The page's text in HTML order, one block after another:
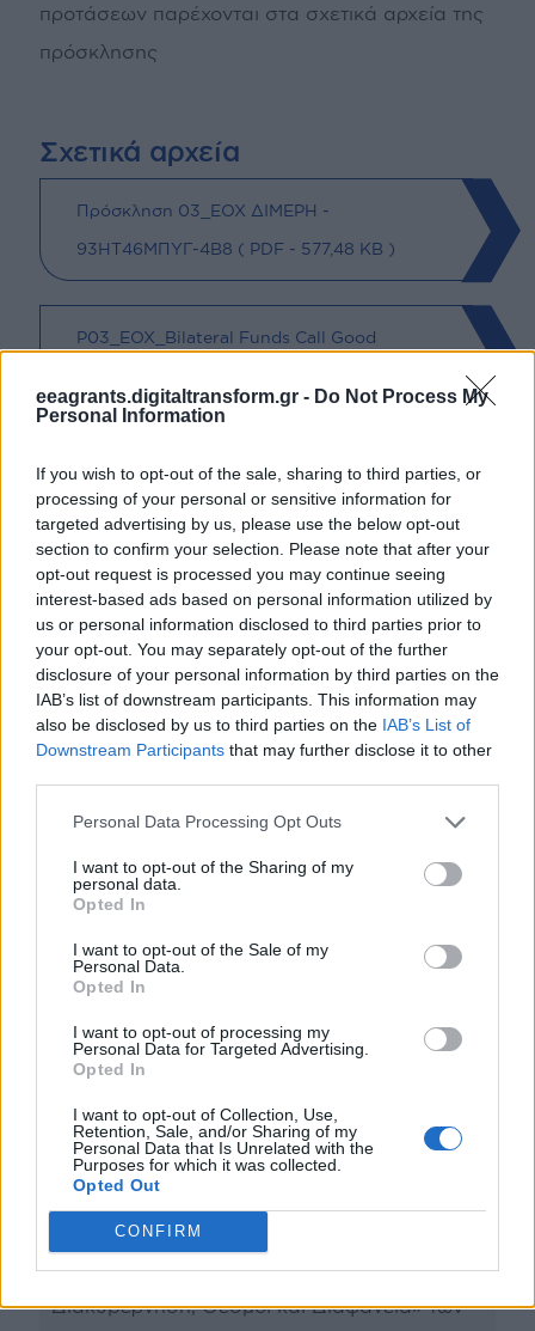
eeagrants.digitaltransform.gr - Do Not Process My
Personal Information
If you wish to opt-out of the sale, sharing to third parties, or
processing of your personal or sensitive information for
targeted advertising by us, please use the below opt-out
section to confirm your selection. Please note that after your
opt-out request is processed you may continue seeing
interest-based ads based on personal information utilized by
us or personal information disclosed to third parties prior to
your opt-out. You may separately opt-out of the further
disclosure of your personal information by third parties on the
IAB’s list of downstream participants. This information may
also be disclosed by us to third parties on the IAB’s List of
Downstream Participants that may further disclose it to other
Personal Data Processing Opt Outs
I want to opt-out of the Sharing of my
personal data.
Opted In
I want to opt-out of the Sale of my
Personal Data.
Opted In
I want to opt-out of processing my
Personal Data for Targeted Advertising.
Opted In
I want to opt-out of Collection, Use,
Retention, Sale, and/or Sharing of my
Personal Data that Is Unrelated with the
Purposes for which it was collected.
Opted Out
CONFIRM
προτάσεων παρέχονται στα σχετικά αρχεία της
πρόσκλησης
Σχετικά αρχεία
Πρόσκληση 03_ΕΟΧ ΔΙΜΕΡΗ -
93ΗΤ46ΜΠΥΓ-4Β8 ( PDF - 577,48 KB )
P03_ΕΟΧ_Bilateral Funds Call Good
Συνημμένα Πρόσκλησης
Π03_ΕΟΧ_ΔΙΜΕΡΗ (7Z- 7,58 MB )
Τελευταία Νέα
«Χρηστή Διακυβέρνηση, Θεσμοί, Διαφάνεια»
| Απολογισμός Προγράμματος
SAVE THE DATE | Τελετή λήξης του
2024
9 Ερωτήσεις και Απαντήσεις για τη «Χρηστή
Διακυβέρνηση, Θεσμοί, Διαφάνεια»:
Δημοσιογράφους | Πρόγραμμα «Χρηστή
Διακυβέρνηση, Θεσμοί και Διαφάνεια» των
EEA Grants
Γνωρίστε το Πρόγραμμα «Χρηστή
Διακυβέρνηση, Θεσμοί και Διαφάνεια» των